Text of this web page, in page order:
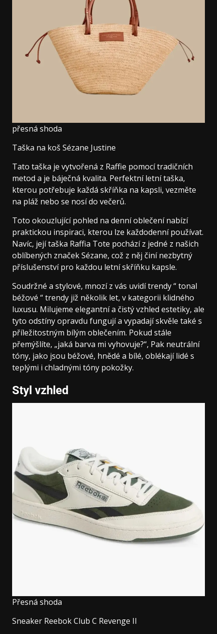
přesná shoda
Taška na koš Sézane Justine
Tato taška je vytvořená z Raffie pomocí tradičních
metod a je báječná kvalita. Perfektní letní taška,
kterou potřebuje každá skříňka na kapsli, vezměte
na pláž nebo se nosí do večerů.
Toto okouzlující pohled na denní oblečení nabízí
praktickou inspiraci, kterou lze každodenní používat.
Navíc, její taška Raffia Tote pochází z jedné z našich
oblíbených značek Sézane, což z něj činí nezbytný
příslušenství pro každou letní skříňku kapsle.
Soudržné a stylové, mnozí z vás uvidí trendy “ tonal
béžové “ trendy již několik let, v kategorii klidného
luxusu. Milujeme elegantní a čistý vzhled estetiky, ale
tyto odstíny opravdu fungují a vypadají skvěle také s
příležitostným bílým oblečením. Pokud stále
přemýšlíte, „jaká barva mi vyhovuje?“, Pak neutrální
tóny, jako jsou béžové, hnědé a bílé, oblékají lidé s
teplými i chladnými tóny pokožky.
Styl vzhled
Přesná shoda
Sneaker Reebok Club C Revenge II